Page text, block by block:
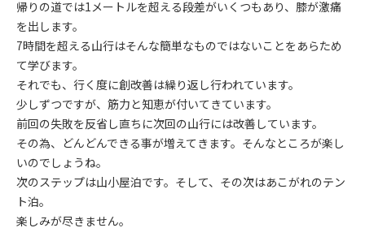
帰りの道では1メートルを超える段差がいくつもあり、膝が激痛
を出します。
7時間を超える山行はそんな簡単なものではないことをあらため
て学びます。
それでも、行く度に創改善は繰り返し行われています。
少しずつですが、筋力と知恵が付いてきています。
前回の失敗を反省し直ちに次回の山行には改善しています。
その為、どんどんできる事が増えてきます。そんなところが楽し
いのでしょうね。
次のステップは山小屋泊です。そして、その次はあこがれのテン
ト泊。
楽しみが尽きません。